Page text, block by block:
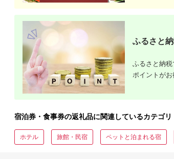
49,000
グ室)
14,000
ふるさと
ふるさと納
ポイントが
宿泊券・食事券の返礼品に関連しているカテゴリ
ホテル 旅館・民宿 ペットと泊まれる宿